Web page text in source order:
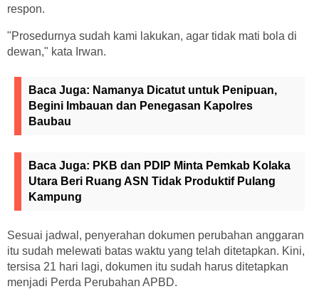
respon.
"Prosedurnya sudah kami lakukan, agar tidak mati bola di
dewan," kata Irwan.
Baca Juga: Namanya Dicatut untuk Penipuan,
Begini Imbauan dan Penegasan Kapolres
Baubau
Baca Juga: PKB dan PDIP Minta Pemkab Kolaka
Utara Beri Ruang ASN Tidak Produktif Pulang
Kampung
Sesuai jadwal, penyerahan dokumen perubahan anggaran
itu sudah melewati batas waktu yang telah ditetapkan. Kini,
tersisa 21 hari lagi, dokumen itu sudah harus ditetapkan
menjadi Perda Perubahan APBD.